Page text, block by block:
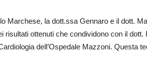
Marchese, la dott.ssa Gennaro e il dott.
risultati ottenuti che condividono con il
dell’Ospedale Mazzoni. Questa